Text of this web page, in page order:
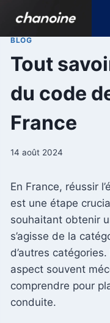
contenu
BLOG
Tout
du code
France
14 août 2024
En France, réussir
est une étape
souhaitant obtenir
s’agisse de la
d’autres catégories.
aspect souvent
comprendre pour
conduite.